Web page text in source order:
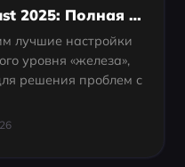
Лучшие настройки Rust 2025: Полная оптимизация и повышение произ
лучшие настройки
уровня «железа»,
решения проблем с